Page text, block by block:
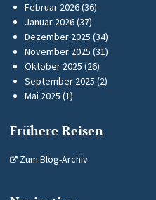
Februar 2026(36)
Januar 2026(37)
Dezember 2025 (34)
November 2025 (31)
Oktober 2025 (26)
September 2025 (2)
Mai 2025 (1)
Frühere Reisen
Zum Blog-Archiv